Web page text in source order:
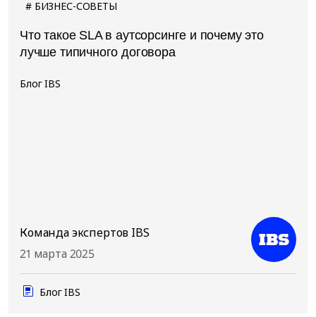
БИЗНЕС-СОВЕТЫ
Что такое SLA в аутсорсинге и почему это
лучше типичного договора
Блог IBS
Команда экспертов IBS
21 марта 2025
Блог IBS